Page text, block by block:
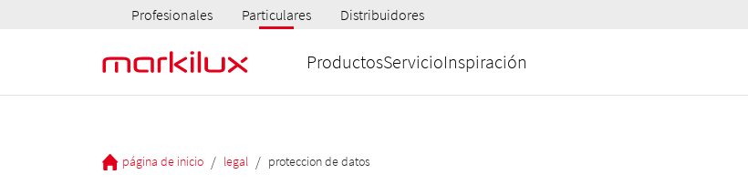
Profesionales Particulares Distribuidores
ProductosServicioInspiración
página de inicio / legal / proteccion de datos